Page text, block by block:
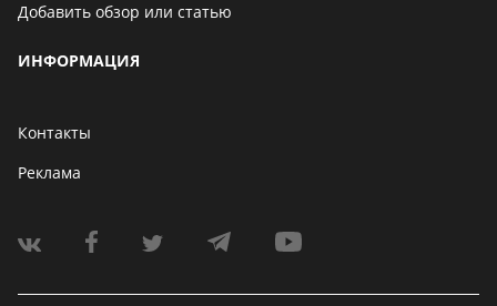
Добавить обзор или статью
ИНФОРМАЦИЯ
Контакты
Реклама